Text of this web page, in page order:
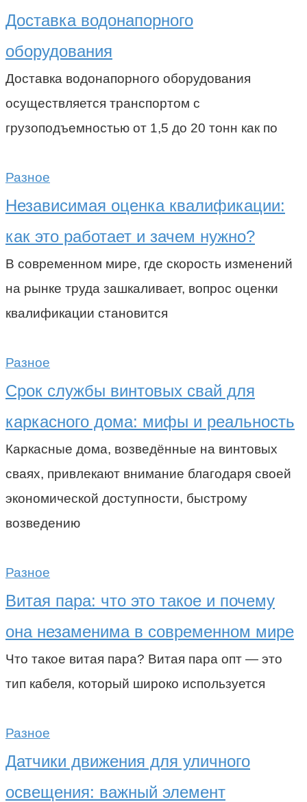
Доставка водонапорного
оборудования
Доставка водонапорного оборудования
осуществляется транспортом с
грузоподъемностью от 1,5 до 20 тонн как по
Разное
Независимая оценка квалификации:
как это работает и зачем нужно?
В современном мире, где скорость изменений
на рынке труда зашкаливает, вопрос оценки
квалификации становится
Разное
Срок службы винтовых свай для
каркасного дома: мифы и реальность
Каркасные дома, возведённые на винтовых
сваях, привлекают внимание благодаря своей
экономической доступности, быстрому
возведению
Разное
Витая пара: что это такое и почему
она незаменима в современном мире
Что такое витая пара? Витая пара опт — это
тип кабеля, который широко используется
Разное
Датчики движения для уличного
освещения: важный элемент